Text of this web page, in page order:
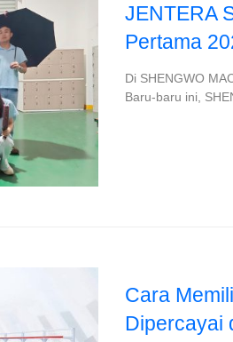
JENTERA
Pertama
Di SHENGWO
Baru-baru ini,
Cara
Dipercayai